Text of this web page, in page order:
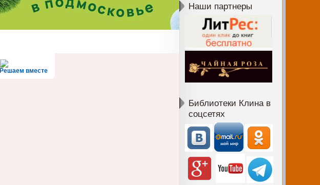
Решаем вместе
Наши партнеры
Библиотеки Клина в
соцсетях